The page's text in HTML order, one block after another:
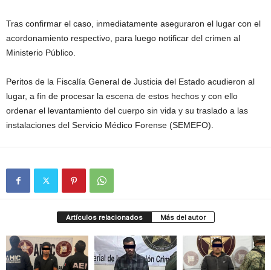
Tras confirmar el caso, inmediatamente aseguraron el lugar con el
acordonamiento respectivo, para luego notificar del crimen al
Ministerio Público.
Peritos de la Fiscalía General de Justicia del Estado acudieron al
lugar, a fin de procesar la escena de estos hechos y con ello
ordenar el levantamiento del cuerpo sin vida y su traslado a las
instalaciones del Servicio Médico Forense (SEMEFO).
Artículos relacionados Más del autor